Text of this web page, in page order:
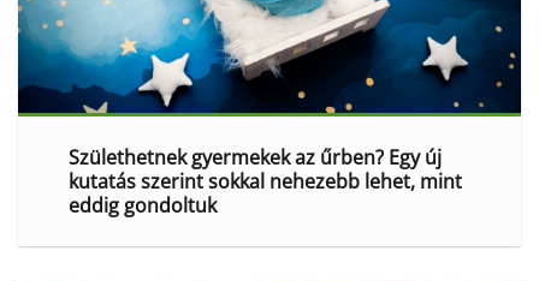
Születhetnek gyermekek az űrben? Egy új
kutatás szerint sokkal nehezebb lehet, mint
eddig gondoltuk